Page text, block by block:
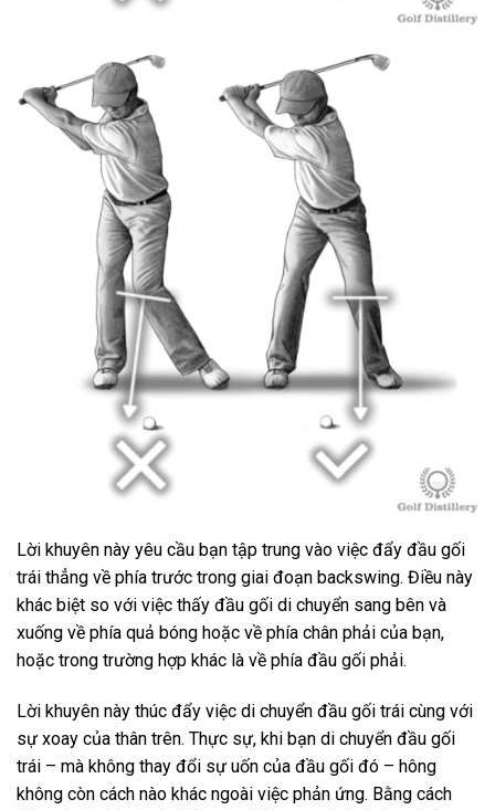
Lời khuyên này yêu cầu bạn tập trung vào việc đẩy đầu gối
trái thẳng về phía trước trong giai đoạn backswing. Điều này
khác biệt so với việc thấy đầu gối di chuyển sang bên và
xuống về phía quả bóng hoặc về phía chân phải của bạn,
hoặc trong trường hợp khác là về phía đầu gối phải.
Lời khuyên này thúc đẩy việc di chuyển đầu gối trái cùng với
sự xoay của thân trên. Thực sự, khi bạn di chuyển đầu gối
trái – mà không thay đổi sự uốn của đầu gối đó – hông
không còn cách nào khác ngoài việc phản ứng. Bằng cách